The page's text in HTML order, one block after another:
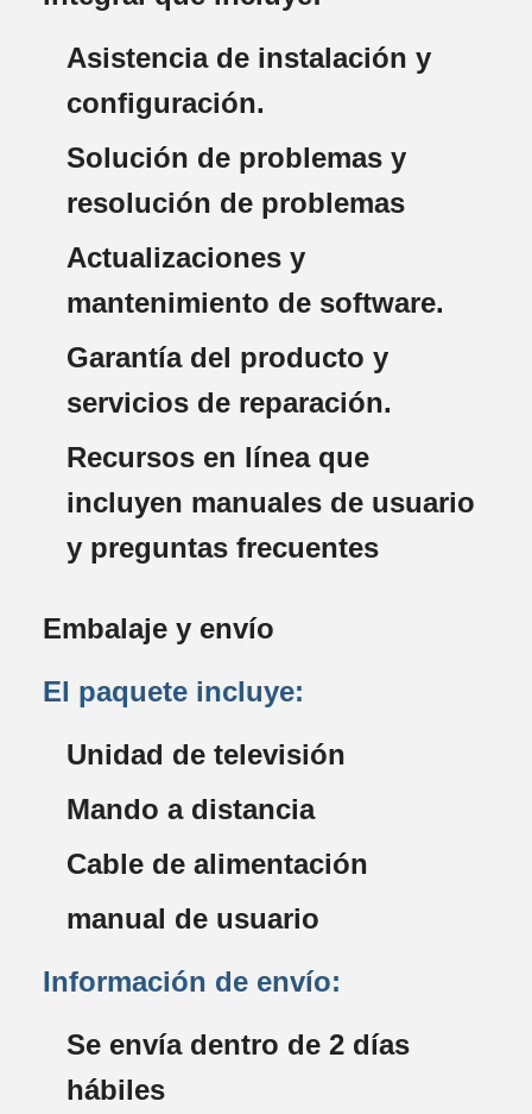
Asistencia de instalación y
configuración.
Solución de problemas y
resolución de problemas
Actualizaciones y
mantenimiento de software.
Garantía del producto y
servicios de reparación.
Recursos en línea que
incluyen manuales de usuario
y preguntas frecuentes
Embalaje y envío
El paquete incluye:
Unidad de televisión
Mando a distancia
Cable de alimentación
manual de usuario
Información de envío:
Se envía dentro de 2 días
hábiles